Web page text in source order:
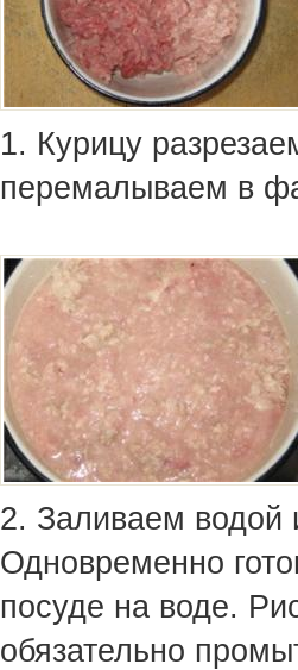
1. Курицу
перемалываем в
2. Заливаем водой
Одновременно
посуде на воде.
обязательно